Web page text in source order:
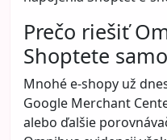
Prečo riešiť
Shoptete
Mnohé e-shopy už
Google Merchant
alebo ďalšie